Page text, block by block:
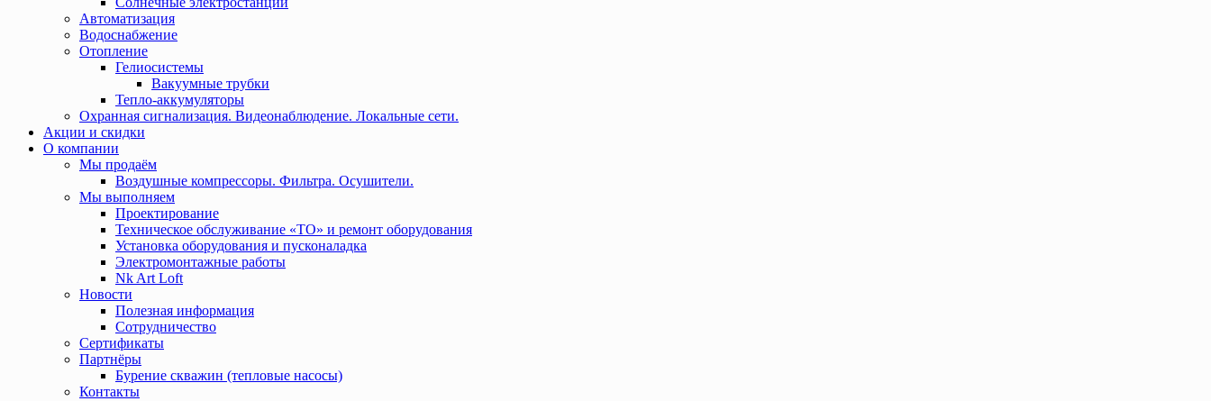
Автоматизация
Водоснабжение
Отопление
Гелиосистемы
Вакуумные трубки
Тепло-аккумуляторы
Охранная сигнализация. Видеонаблюдение. Локальные сети.
Акции и скидки
О компании
Мы продаём
Воздушные компрессоры. Фильтра. Осушители.
Мы выполняем
Проектирование
Техническое обслуживание «ТО» и ремонт оборудования
Установка оборудования и пусконаладка
Электромонтажные работы
Nk Art Loft
Новости
Полезная информация
Сотрудничество
Сертификаты
Партнёры
Бурение скважин (тепловые насосы)
Контакты